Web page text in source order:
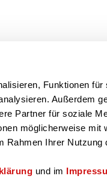
Funktionen für
Außerdem
Partner für soziale
möglicherweise mit
Rahmen Ihrer Nutzung
und im